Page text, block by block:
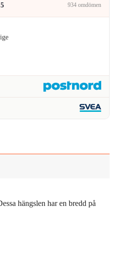
934 omdömen
hängslen har en bredd på